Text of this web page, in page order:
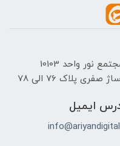
IPS
نور واحد 10103
ایمیل